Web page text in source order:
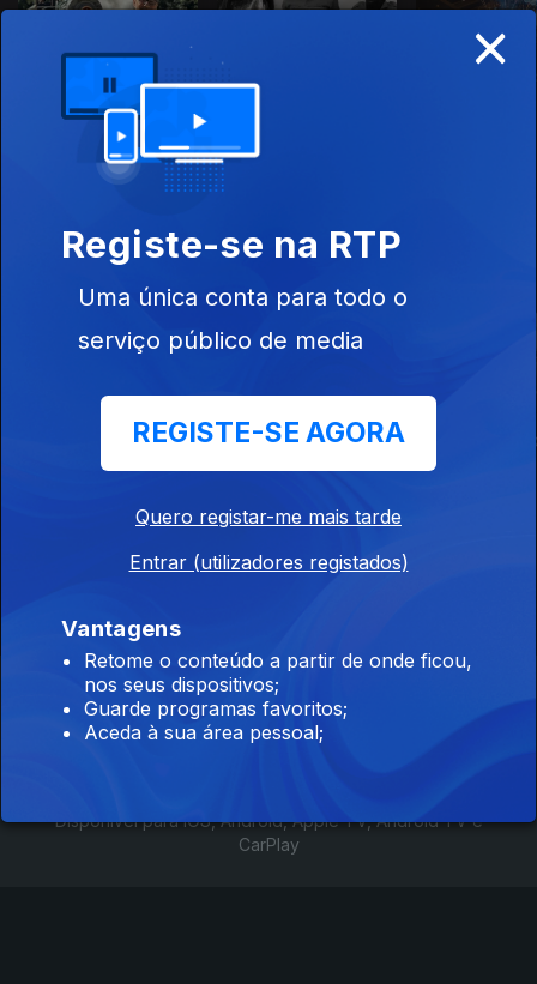
Inesquecíveis
Viagens de
Comboio
Este conteúdo faz parte de
Documentários Diversos
A Origem das
100 Anos da
Diabéticos de
Portugal - Insulina
para Todos
A Correr a
Instale a aplicação
Disponível para iOS, Android, Apple TV, Android TV e
CarPlay
×
Registe-se na RTP
Uma única conta para todo o
serviço público de media
REGISTE-SE AGORA
Quero registar-me mais tarde
Entrar (utilizadores registados)
Vantagens
Retome o conteúdo a partir de onde ficou,
nos seus dispositivos;
Guarde programas favoritos;
Aceda à sua área pessoal;